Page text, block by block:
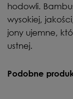
hodowli.
wysokiej,
jony ujemne,
ustnej.
Podobne